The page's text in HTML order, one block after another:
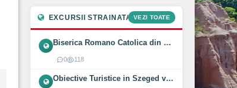
EXCURSII STRAINATATEVEZI TOATE
Biserica Romano Catolica din Óföldeák, Ungaria (2025)
0 118
Obiective Turistice in Szeged vizitate intr-o zi (2024)